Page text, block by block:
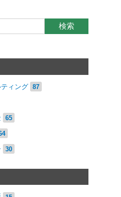
検索
ィング 87
65
30